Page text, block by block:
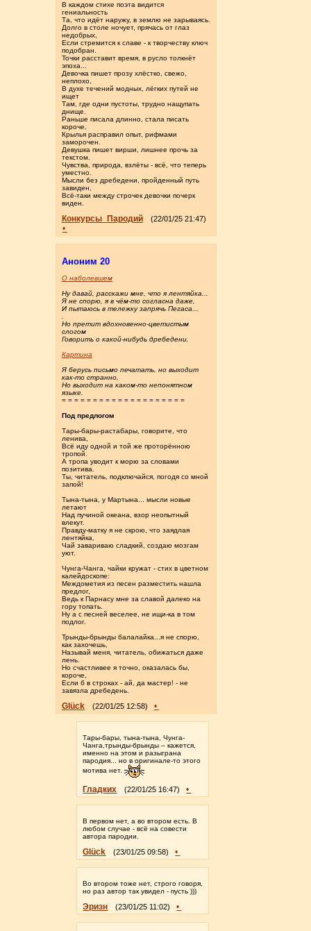
В каждом стихе поэта видится
гениальность
Та, что идёт наружу, в землю не зарываясь.
Долго в столе ночует, прячась от глаз
недобрых,
Если стремится к славе - к творчеству ключ
подобран.
Точки расставит время, в русло толкнёт
эпоха...
Девочка пишет прозу хлёстко, свежо,
неплохо,
В духе течений модных, лёгких путей не
ищет
Там, где одни пустоты, трудно нащупать
днище.
Раньше писала длинно, стала писать
короче,
Крылья расправил опыт, рифмами
заморочен.
Девушка пишет вирши, лишнее прочь за
текстом.
Чувства, природа, взлёты - всё, что теперь
уместно.
Мысли без дребедени, пройденный путь
завиден,
Всё-таки между строчек девочки почерк
виден.
Конкурсы_Пародий (22/01/25 21:47)
•
Аноним 20
О наболевшем
Ну давай, расскажи мне, что я лентяйка...
Я не спорю, я в чём-то согласна даже,
И пытаюсь в тележку запрячь Пегаса...
.
Но претит вдохновенно-цветистым
слогом
Говорить о какой-нибудь дребедени.
Картина
Я берусь письмо печатать, но выходит
как-то странно,
Но выходит на каком-то непонятном
языке.
= = = = = = = = = = = = = = = = = = = =
Под предлогом
Тары-бары-растабары, говорите, что
ленива,
Всё иду одной и той же проторённою
тропой.
А тропа уводит к морю за словами
позитива.
Ты, читатель, подключайся, погодя со мной
запой!
Тына-тына, у Мартына... мысли новые
летают
Над пучиной океана, взор неопытный
влекут.
Правду-матку я не скрою, что заядлая
лентяйка,
Чай завариваю сладкий, создаю мозгам
уют.
Чунга-Чанга, чайки кружат - стих в цветном
калейдоскопе:
Междометия из песен разместить нашла
предлог,
Ведь к Парнасу мне за славой далеко на
гору топать.
Ну а с песней веселее, не ищи-ка в том
подлог.
Трынды-брынды балалайка...я не спорю,
как захочешь,
Называй меня, читатель, обижаться даже
лень.
Но счастливее я точно, оказалась бы,
короче,
Если б в строках - ай, да мастер! - не
завязла дребедень.
Glück (22/01/25 12:58) •
Тары-бары, тына-тына, Чунга-
Чанга,трынды-брынды – кажется,
именно на этом и разыграна
пародия... но в оригинале-то этого
мотива нет.
Гладких (22/01/25 16:47) •
В первом нет, а во втором есть. В
любом случае - всё на совести
автора пародии.
Glück (23/01/25 09:58) •
Во втором тоже нет, строго говоря,
но раз автор так увидел - пусть )))
Эризн (23/01/25 11:02) •